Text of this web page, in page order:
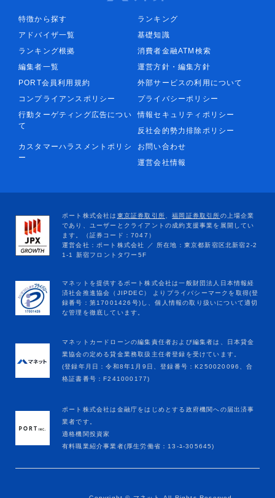
特徴から探す
ランキング
アドバイザ一覧
基礎知識
ランキング根拠
消費者金融ATM検索
編集者一覧
運営方針・編集方針
PORT会員利用規約
外部サービスの利用について
コンプライアンスポリシー
プライバシーポリシー
行動ターゲティング広告につい
て
情報セキュリティポリシー
反社会的勢力排除ポリシー
カスタマーハラスメントポリシ
ー
お問い合わせ
運営会社情報
マネットカードローンの編集責任者および編集者は、日本貸金
業協会の定める貸金業務取扱主任者登録を受けています。
(登録年月日：令和8年1月9日、登録番号：K250020096、合
格証書番号：F241000177)
ポート株式会社は金融庁をはじめとする政府機関への届出済事
業者です。
適格機関投資家
有料職業紹介事業者(厚生労働省：13-ﾕ-305645)